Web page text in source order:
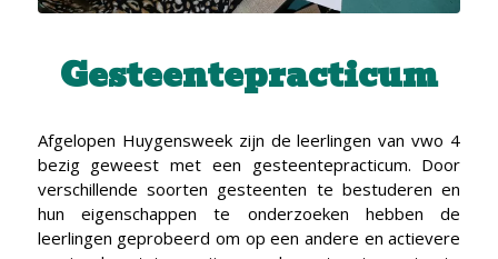
Gesteentepracticum
Afgelopen Huygensweek zijn de leerlingen van vwo 4
bezig geweest met een gesteentepracticum. Door
verschillende soorten gesteenten te bestuderen en
hun eigenschappen te onderzoeken hebben de
leerlingen geprobeerd om op een andere en actievere